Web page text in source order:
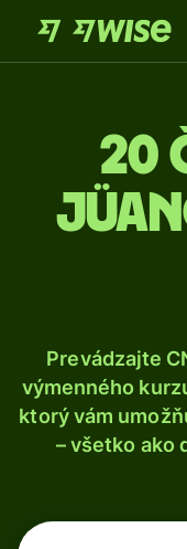
20
Prevádzajte
výmenného
ktorý vám
– všetko ako